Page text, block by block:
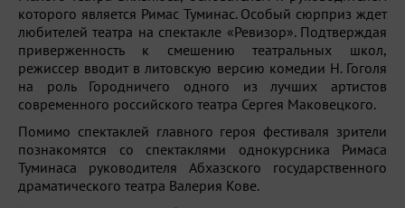
которого является Римас Туминас. Особый сюрприз ждет
любителей театра на спектакле «Ревизор». Подтверждая
приверженность к смешению театральных школ,
режиссер вводит в литовскую версию комедии Н. Гоголя
на роль Городничего одного из лучших артистов
современного российского театра Сергея Маковецкого.
Помимо спектаклей главного героя фестиваля зрители
познакомятся со спектаклями однокурсника Римаса
Туминаса руководителя Абхазского государственного
драматического театра Валерия Кове.